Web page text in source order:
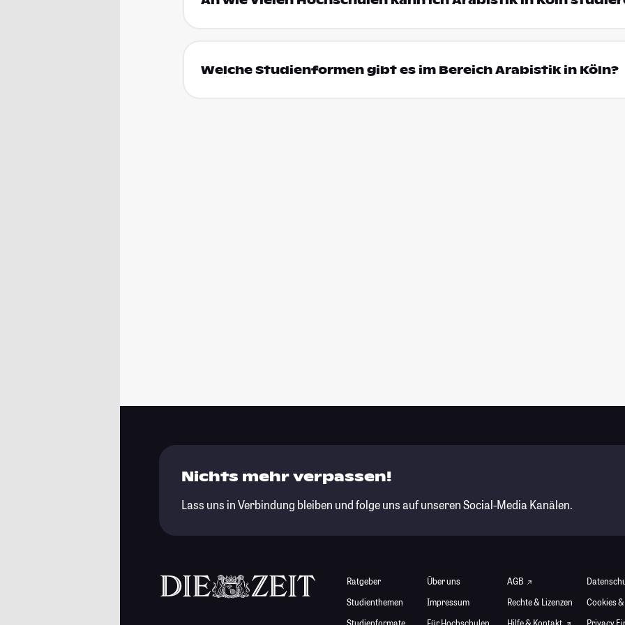
Welche Studienformen gibt es im Bereich Arabistik in Köln?
Nichts mehr verpassen!
Lass uns in Verbindung bleiben und folge uns auf unseren Social-Media Kanälen.
Ratgeber
Studienthemen
Studienformate
Über uns
Impressum
Für Hochschulen
AGB
Rechte & Lizenzen
Hilfe & Kontakt
Cookies
Privacy